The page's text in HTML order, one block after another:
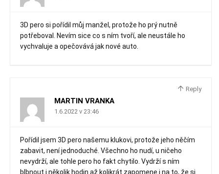
3D pero si pořídil můj manžel, protože ho prý nutně
potřeboval. Nevím sice co s ním tvoří, ale neustále ho
vychvaluje a opečovává jak nové auto.
Reply
MARTIN VRANKA
1.6.2022 v 23:46
Pořídil jsem 3D pero našemu klukovi, protože jeho něčím
zabavit, není jednoduché. Všechno ho nudí, u ničeho
nevydrží, ale tohle pero ho fakt chytilo. Vydrží s ním
blbnout i několik hodin až kolikrát zapomene i na to, že si